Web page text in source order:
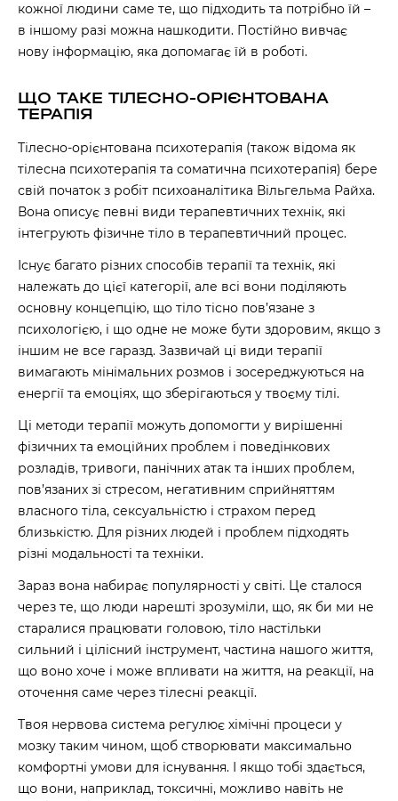
кожної людини саме те, що підходить та потрібно їй –
в іншому разі можна нашкодити. Постійно вивчає
нову інформацію, яка допомагає їй в роботі.
ЩО ТАКЕ ТІЛЕСНО-ОРІЄНТОВАНА
ТЕРАПІЯ
Тілесно-орієнтована психотерапія (також відома як
тілесна психотерапія та соматична психотерапія) бере
свій початок з робіт психоаналітика Вільгельма Райха.
Вона описує певні види терапевтичних технік, які
інтегрують фізичне тіло в терапевтичний процес.
Існує багато різних способів терапії та технік, які
належать до цієї категорії, але всі вони поділяють
основну концепцію, що тіло тісно пов’язане з
психологією, і що одне не може бути здоровим, якщо з
іншим не все гаразд. Зазвичай ці види терапії
вимагають мінімальних розмов і зосереджуються на
енергії та емоціях, що зберігаються у твоєму тілі.
Ці методи терапії можуть допомогти у вирішенні
фізичних та емоційних проблем і поведінкових
розладів, тривоги, панічних атак та інших проблем,
пов’язаних зі стресом, негативним сприйняттям
власного тіла, сексуальністю і страхом перед
близькістю. Для різних людей і проблем підходять
різні модальності та техніки.
Зараз вона набирає популярності у світі. Це сталося
через те, що люди нарешті зрозуміли, що, як би ми не
старалися працювати головою, тіло настільки
сильний і цілісний інструмент, частина нашого життя,
що воно хоче і може впливати на життя, на реакції, на
оточення саме через тілесні реакції.
Твоя нервова система регулює хімічні процеси у
мозку таким чином, щоб створювати максимально
комфортні умови для існування. І якщо тобі здається,
що вони, наприклад, токсичні, можливо навіть не